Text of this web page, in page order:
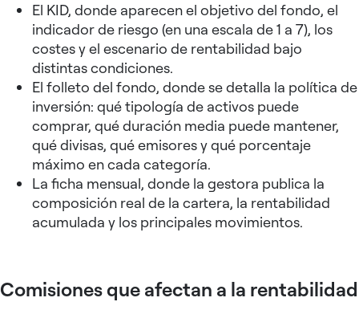
El KID, donde aparecen el objetivo del fondo, el
indicador de riesgo (en una escala de 1 a 7), los
costes y el escenario de rentabilidad bajo
distintas condiciones.
El folleto del fondo, donde se detalla la política de
inversión: qué tipología de activos puede
comprar, qué duración media puede mantener,
qué divisas, qué emisores y qué porcentaje
máximo en cada categoría.
La ficha mensual, donde la gestora publica la
composición real de la cartera, la rentabilidad
acumulada y los principales movimientos.
Comisiones que afectan a la rentabilidad